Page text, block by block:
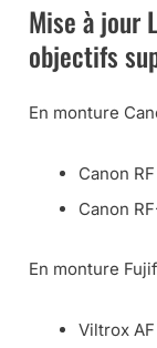
Mise à jour
objectifs
En monture
Canon
Canon
En monture
Viltrox AF